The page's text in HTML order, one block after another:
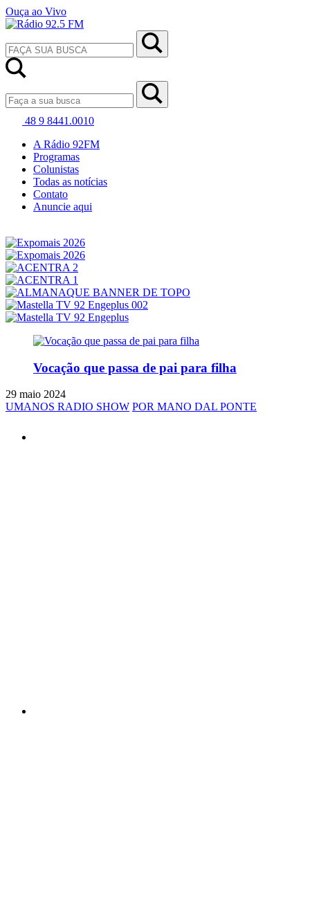
Ouça ao Vivo
48 9 8441.0010
A Rádio 92FM
Programas
Colunistas
Todas as notícias
Contato
Anuncie aqui
Vocação que passa de pai para filha
29 maio 2024
UMANOS RADIO SHOW POR MANO DAL PONTE